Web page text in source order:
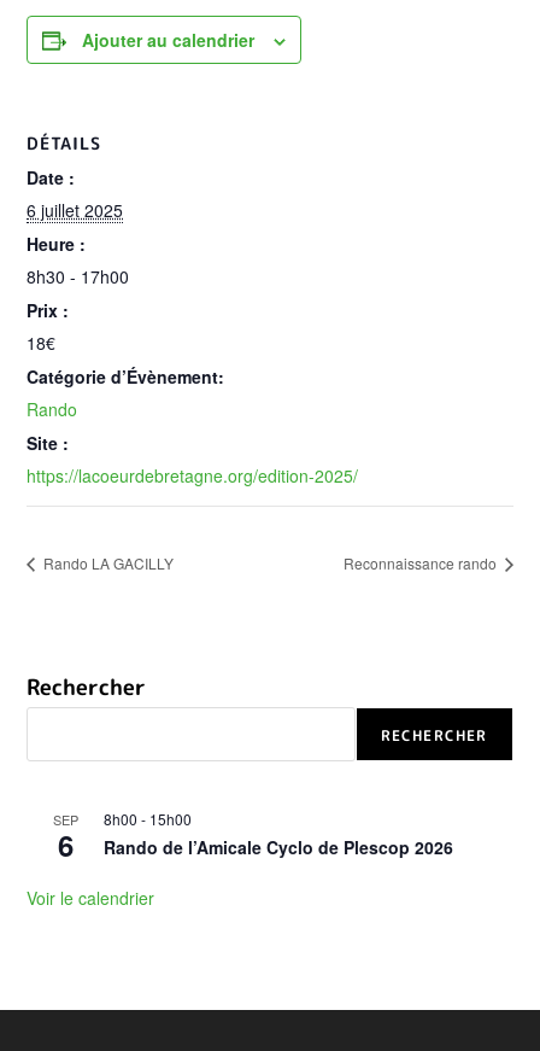
Ajouter au calendrier
DÉTAILS
Date :
6 juillet 2025
Heure :
8h30 - 17h00
Prix :
18€
Catégorie d’Évènement:
Rando
Site :
https://lacoeurdebretagne.org/edition-2025/
Rando LA GACILLY Reconnaissance rando
Rechercher
RECHERCHER
SEP
6
8h00 - 15h00
Rando de l’Amicale Cyclo de Plescop 2026
Voir le calendrier